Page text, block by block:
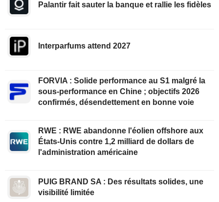
Palantir fait sauter la banque et rallie les fidèles
Interparfums attend 2027
FORVIA : Solide performance au S1 malgré la
sous-performance en Chine ; objectifs 2026
confirmés, désendettement en bonne voie
RWE : RWE abandonne l'éolien offshore aux
États-Unis contre 1,2 milliard de dollars de
l'administration américaine
PUIG BRAND SA : Des résultats solides, une
visibilité limitée